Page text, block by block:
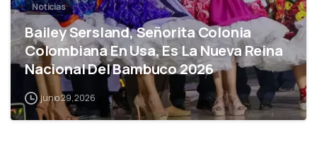
Noticias
Bailey Sersland, Señorita Colonia
Colombiana En Usa, Es La Nueva Reina
Nacional Del Bambuco 2026
junio 29, 2026